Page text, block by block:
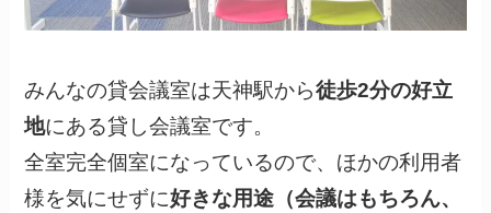
みんなの貸会議室は天神駅から徒歩2分の好立
地にある貸し会議室です。
全室完全個室になっているので、ほかの利用者
様を気にせずに好きな用途（会議はもちろん、